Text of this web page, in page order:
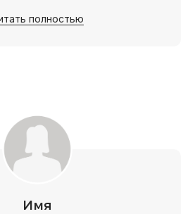
полностью
Имя